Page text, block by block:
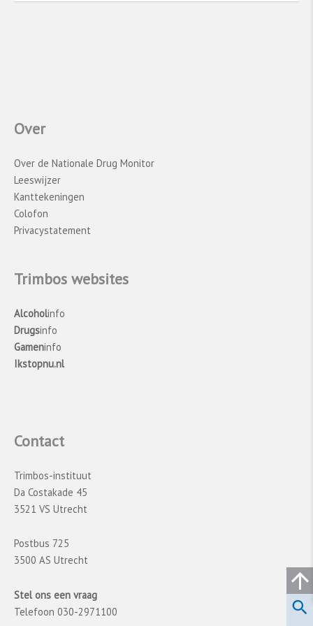
Gezondheidsmonitor Jeugd
Regionale en lokale cijfers over alcoholgebruik
(GM) Jeugd
jongeren. De meest recente cijfers komen uit
Hoe is de Gezondheidsmonitor Jeugd
uitgevoerd?
verzameld met behulp van een anonieme
leerlingen uit leerjaar 2 en 4 van 885 scholen
van het regulier voortgezet onderwijs mee.
Over
Over de Nationale Drug Monitor
Leeswijzer
Kanttekeningen
Colofon
Privacystatement
Trimbos websites
Alcoholinfo
Drugsinfo
Gameninfo
Ikstopnu.nl
Contact
Trimbos-instituut
Da Costakade 45
3521 VS Utrecht
Postbus 725
3500 AS Utrecht
Stel ons een vraag
Telefoon 030-2971100